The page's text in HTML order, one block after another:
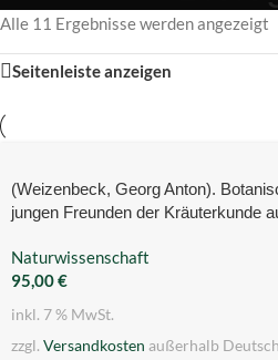
Alle 11 Ergebnisse werden angezeigt
Seitenleiste anzeigen
(Weizenbeck, Georg Anton).
jungen Freunden der Kräuterkunde
Naturwissenschaft
95,00€
inkl. 7 % MwSt.
zzgl. Versandkosten außerhalb